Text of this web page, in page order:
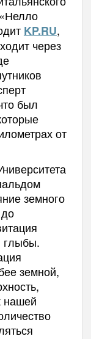
KP.RU,
через
был
от
земного
глыбы.
земной,
нашей